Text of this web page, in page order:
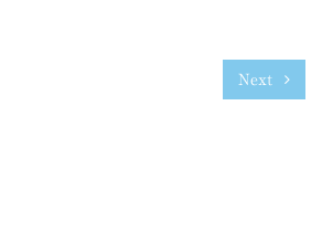
Next